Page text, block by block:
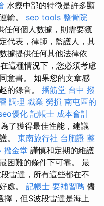
水療中部的特徵是許多顯
輸。 seo tools 整骨院
任何個人數據，則需要獲
代表，律師，監護人，其
據提供任何其他法律依
在這種情況下，您必須考慮
意書。 如果您的文章感
的錄音。 播筋堂 台中 撥
調理 職業 勞損 南屯區的
優化 記帳士 成本會計
為了獲得最佳性能，建議
。 東南旅行社 台胞證 整
撥金堂 謹慎和定期的維護
困難的條件下可靠。 最
雷達，所有這些都在不
處。 記帳士 要補習嗎 儘
擇，但S波段雷達是海上